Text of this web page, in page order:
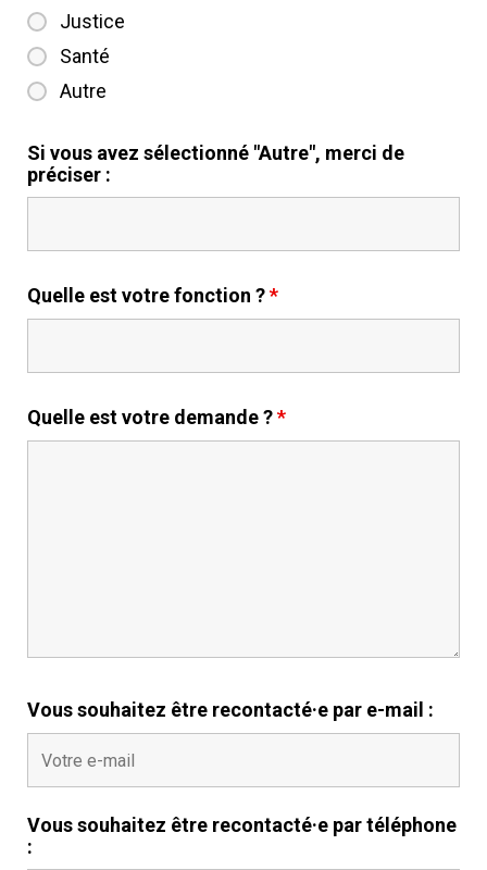
Justice
Santé
Autre
Si vous avez sélectionné "Autre", merci de
préciser :
Quelle est votre fonction ?*
Quelle est votre demande ?*
Vous souhaitez être recontacté·e par e-mail :
Vous souhaitez être recontacté·e par téléphone
: